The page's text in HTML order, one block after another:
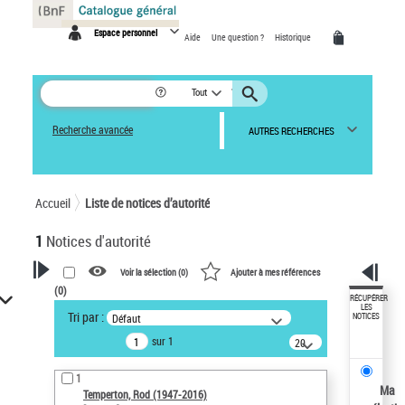
Espace personnel Aide Une question ? Historique
Tout
Recherche avancée AUTRES RECHERCHES
Accueil Liste de notices d’autorité
1 Notices d'autorité
VOTRE RECHERCHE
Recherche avancée dans les
notices d’autorité
Œuvres liées à l'auteur :
Temperton, Rod (1947-2016)
Voir la sélection (0) Ajouter à mes références
(0)
Tri par : Défaut
sur 1
20
résultats/page
1
Temperton, Rod (1947-2016)
RÉCUPÉRER
LES
NOTICES
Ma
Panneau de gestion des cookies